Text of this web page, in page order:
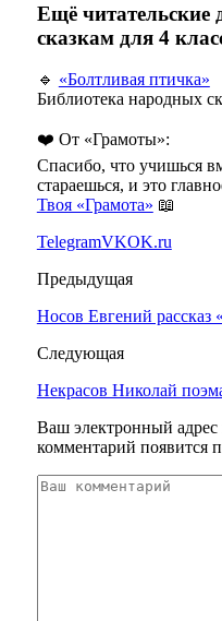
Ещё
сказкам для 4
🔹 «Болтливая птичка»
Библиотека народных
❤️ От «Грамоты»:
Спасибо, что учишься
стараешься, и это
Твоя «Грамота» 📖
TelegramVKOK.ru
Предыдущая
Носов Евгений рассказ
Следующая
Некрасов Николай
Ваш электронный адрес
комментарий появится